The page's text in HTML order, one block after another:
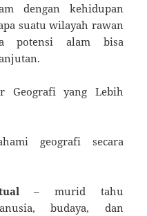
dengan kehidupan
suatu wilayah rawan
potensi alam bisa
Geografi yang Lebih
geografi secara
– murid tahu
budaya, dan